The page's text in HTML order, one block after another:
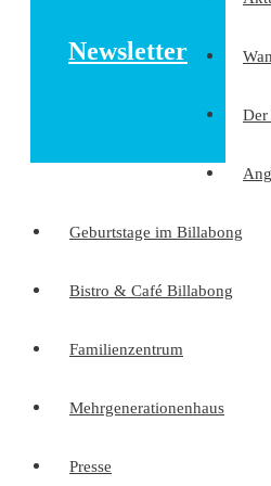
Newsletter
Der
Geburtstage im Billabong
Bistro & Café Billabong
Familienzentrum
Mehrgenerationenhaus
Presse